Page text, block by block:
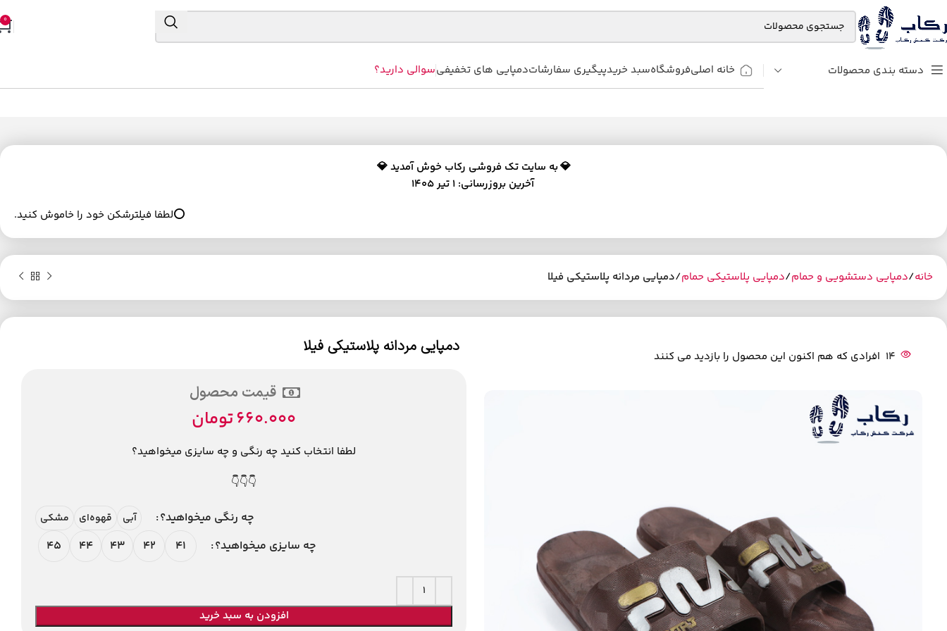
0
دسته بندی محصولات خانه اصلیفروشگاهسبد خریدپیگیری سفارشاتدمپایی های تخفیفیسوالی دارید؟
💎به سایت تک فروشی رکاب خوش آمدید 💎
آخرین بروزرسانی: 1 تیر 1405
⭕لطفا فیلترشکن خود را خاموش کنید.
خانه دمپایی دستشویی و حمام دمپایی پلاستیکی حمام دمپایی مردانه پلاستیکی فیلا
14 افرادی که هم اکنون این محصول را بازدید می کنند دمپایی مردانه پلاستیکی فیلا
قیمت محصول
660.000تومان
لطفا انتخاب کنید چه رنگی و چه سایزی میخواهید؟
👇👇👇
چه رنگی میخواهید؟ آبی قهوه‌ای مشکی
چه سایزی میخواهید؟ 41
42
43
44
45
افزودن به سبد خرید